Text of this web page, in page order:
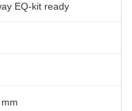
EQ-kit ready